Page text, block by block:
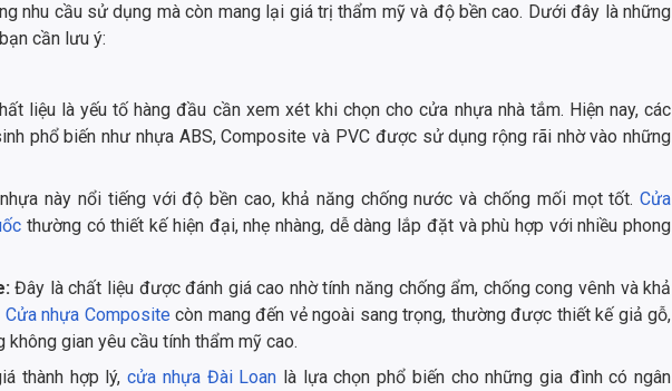
nhu cầu sử dụng mà còn mang lại giá trị thẩm mỹ và độ bền cao. Dưới đây là những
cần lưu ý:
liệu là yếu tố hàng đầu cần xem xét khi chọn cho cửa nhựa nhà tắm. Hiện nay, các
phổ biến như nhựa ABS, Composite và PVC được sử dụng rộng rãi nhờ vào những
này nổi tiếng với độ bền cao, khả năng chống nước và chống mối mọt tốt.Cửa
thường có thiết kế hiện đại, nhẹ nhàng, dễ dàng lắp đặt và phù hợp với nhiều phong
Đây là chất liệu được đánh giá cao nhờ tính năng chống ẩm, chống cong vênh và khả
Cửa nhựa Compositecòn mang đến vẻ ngoài sang trọng, thường được thiết kế giả gỗ,
không gian yêu cầu tính thẩm mỹ cao.
thành hợp lý,cửa nhựa Đài Loan là lựa chọn phổ biến cho những gia đình có ngân